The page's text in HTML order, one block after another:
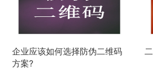
企业应该如何选择防伪二维码
方案?